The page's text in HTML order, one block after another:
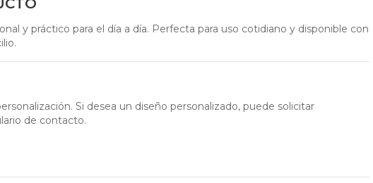
y práctico para el día a día. Perfecta para uso cotidiano y disponible con
Si desea un diseño personalizado, puede solicitar
de contacto.